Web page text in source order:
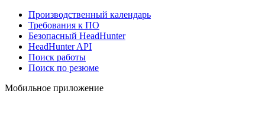
Производственный календарь
Требования к ПО
Безопасный HeadHunter
HeadHunter API
Поиск работы
Поиск по резюме
Мобильное приложение